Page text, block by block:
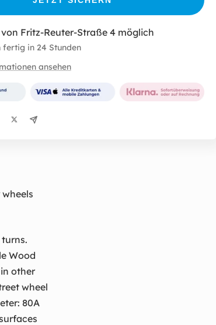
Fritz-Reuter-Straße 4 möglich
fertig in 24 Stunden
ansehen
Wood
other
wheel
80A